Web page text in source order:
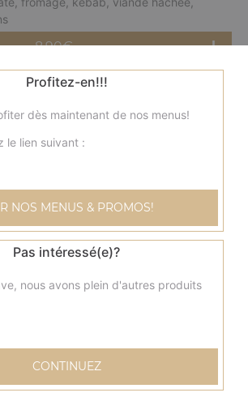
8.90€
fromage, blanc de poulet, pommes
olives
solo
fromage, saumon, olives
8.90€
Profitez-en!!!
dès maintenant de nos menus!
le lien suivant :
NOS MENUS & PROMOS!
Pas intéressé(e)?
nous avons plein d'autres produits
CONTINUEZ